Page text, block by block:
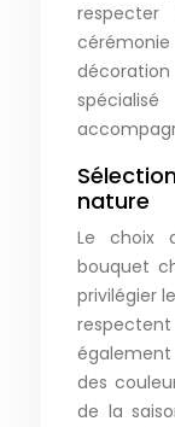
nature
Le choix
bouquet
privilégier
des
de la